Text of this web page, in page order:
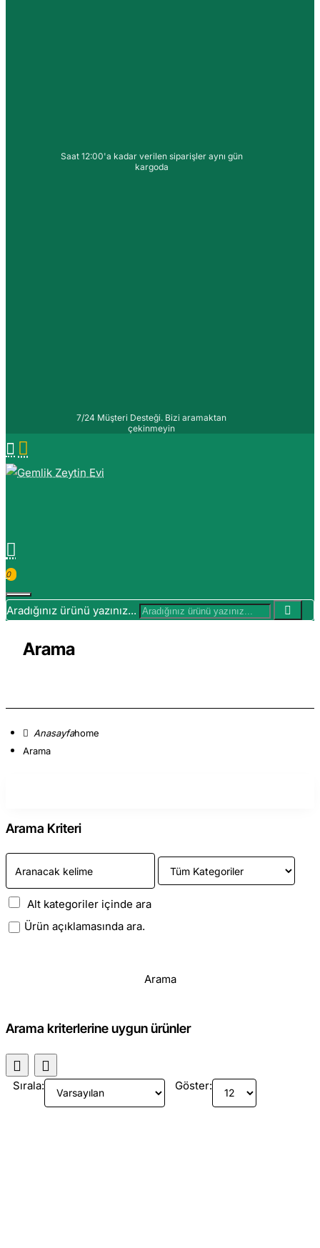
Saat 12:00'a kadar verilen siparişler aynı gün
kargoda
7/24 Müşteri Desteği. Bizi aramaktan
çekinmeyin
0
Aradığınız ürünü yazınız...
Arama
home
Arama
Arama Kriteri
Alt kategoriler içinde ara
Ürün açıklamasında ara.
Arama
Arama kriterlerine uygun ürünler
Sırala: Göster: